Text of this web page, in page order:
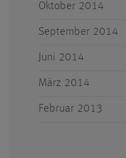
Oktober 2014
September 2014
Juni 2014
März 2014
Februar 2013